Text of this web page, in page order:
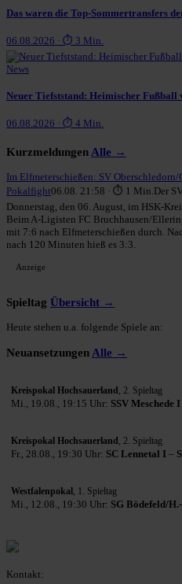
Das waren die Top-Sommertransfers
06.08.2026 · ⏱ 3 Min.
News
Neuer Tiefststand: Heimischer
06.08.2026 · ⏱ 4 Min.
Kurzmeldungen Alle →
Im Elfmeterschießen: SV
Pokalfight06.08. 21:58 · ⏱ 1 Min.Der
Donnerstag, den 06. August, im HSK-
Beim A-Ligisten FC Bruchhausen/
mit 7:6 nach Elfmeterschießen durch.
nach 120 Minuten hieß es 3:3.
Anzeige
Spieltag Übersicht →
Heute stehen u.a. folgende Spiele an:
Neuansetzungen Alle →
Kreispokal Hochsauerland , 2. Spieltag
Mi., 19.08., 19:15 Uhr: SSV Meschede I
Kreispokal Hochsauerland , 2. Spieltag
Fr., 28.08., 19:30 Uhr: SC Lennetal I –
Westfalenpokal , 1. Spieltag
Mi., 12.08., 19:30 Uhr: SG Bödefeld/H.-
Kontakt: